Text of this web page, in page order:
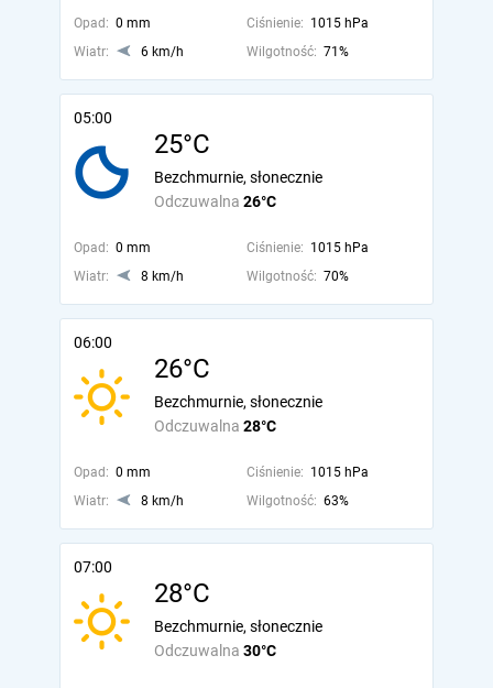
Opad: 0 mm Ciśnienie: 1015 hPa
Wiatr:
6 km/h Wilgotność: 71%
05:00
25°C
Odczuwalna 26°C
Bezchmurnie, słonecznie
Opad: 0 mm Ciśnienie: 1015 hPa
Wiatr:
8 km/h Wilgotność: 70%
06:00
26°C
Odczuwalna 28°C
Bezchmurnie, słonecznie
Opad: 0 mm Ciśnienie: 1015 hPa
Wiatr:
8 km/h Wilgotność: 63%
07:00
28°C
Odczuwalna 30°C
Bezchmurnie, słonecznie